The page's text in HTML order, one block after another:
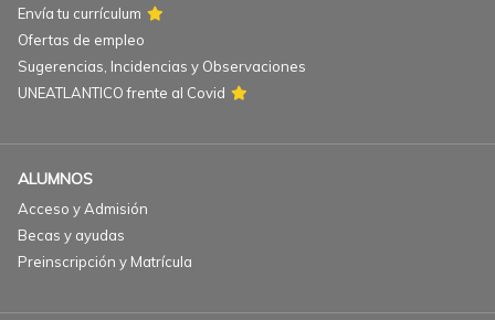
Envía tu currículum
Ofertas de empleo
Sugerencias, Incidencias y Observaciones
UNEATLANTICO frente al Covid
ALUMNOS
Acceso y Admisión
Becas y ayudas
Preinscripción y Matrícula